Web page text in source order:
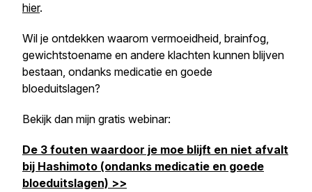
hier.
Wil je ontdekken waarom vermoeidheid, brainfog,
gewichtstoename en andere klachten kunnen blijven
bestaan, ondanks medicatie en goede
bloeduitslagen?
Bekijk dan mijn gratis webinar:
De 3 fouten waardoor je moe blijft en niet afvalt
bij Hashimoto (ondanks medicatie en goede
bloeduitslagen) >>